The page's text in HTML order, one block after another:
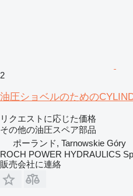
2
油圧ショベルのための
リクエストに応じた価格
その他の油圧スペア部品
ポーランド, Tarnowskie Góry
ROCH POWER HYDRAULICS
販売会社に連絡